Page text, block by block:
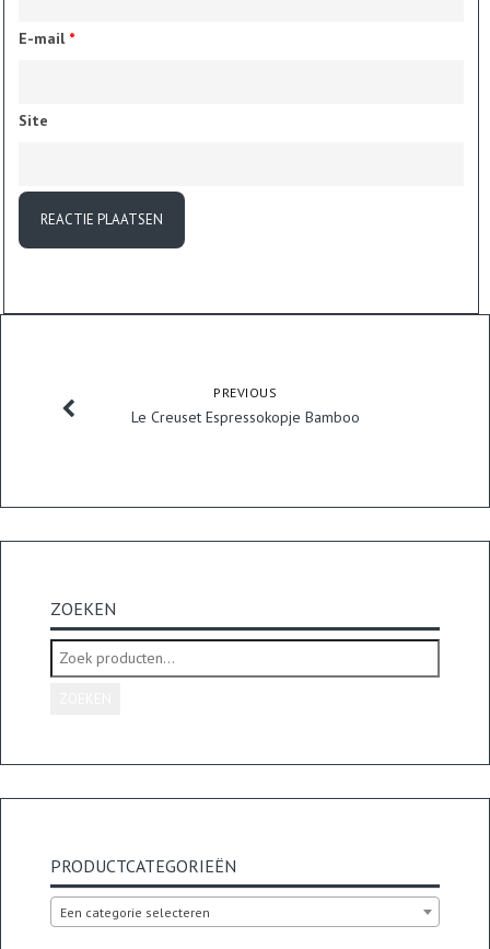
E-mail *
Site
PREVIOUS
Le Creuset Espressokopje Bamboo
ZOEKEN
Zoeken
naar:
PRODUCTCATEGORIEËN
Een categorie selecteren